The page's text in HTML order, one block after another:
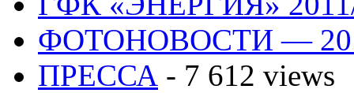
ФОТОНОВОСТИ —
ПРЕССА - 7 612 views